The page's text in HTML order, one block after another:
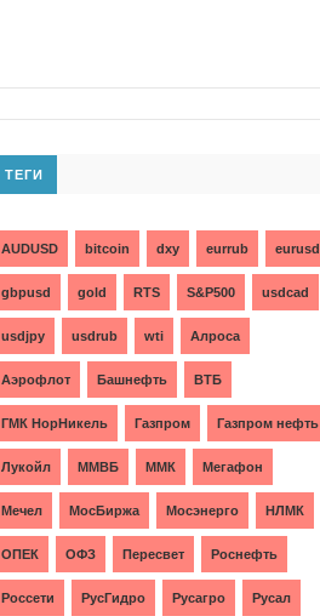
ТЕГИ
AUDUSD bitcoin dxy eurrub eurusd
gbpusd gold RTS S&P500 usdcad
usdjpy usdrub wti Алроса
Аэрофлот Башнефть ВТБ
ГМК НорНикель Газпром Газпром нефть
Лукойл ММВБ ММК Мегафон
Мечел МосБиржа Мосэнерго НЛМК
ОПЕК ОФЗ Пересвет Роснефть
Россети РусГидро Русагро Русал